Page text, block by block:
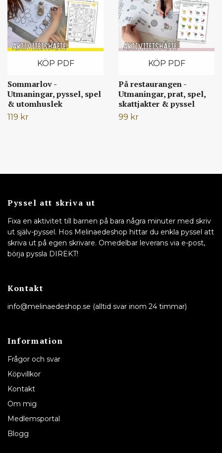
KÖP PDF
Sommarlov -
Utmaningar, pyssel, spel
& utomhuslek
119 kr
KÖP PDF
På restaurangen -
Utmaningar, prat, spel,
skattjakter & pyssel
99 kr
Pyssel att skriva ut
Fixa en aktivitet till barnen på bara några minuter med skriv
ut själv-pyssel. Hos Melinaedeshop hittar du enkla pyssel att
skriva ut på egen skrivare. Omedelbar leverans via e-post,
börja pyssla DIREKT!
Kontakt
info@melinaedeshop.se (alltid svar inom 24 timmar)
Information
Frågor och svar
Köpvillkor
Kontakt
Om mig
Medlemsportal
Blogg